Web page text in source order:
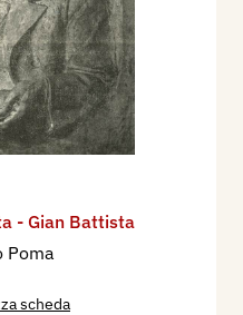
- Gian Battista
Poma
scheda